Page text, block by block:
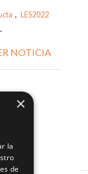
, LES2022
NOTICIA
×
la
de